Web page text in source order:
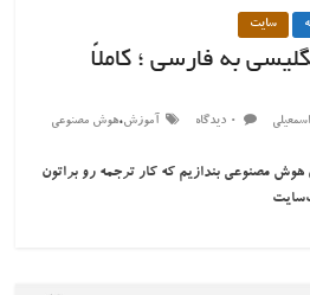
سایت
به فارسی ؛ کاملاً
۰ دیدگاه آموزش،هوش مصنوعی
هوش مصنوعی بندازیم که کار ترجمه رو براتون